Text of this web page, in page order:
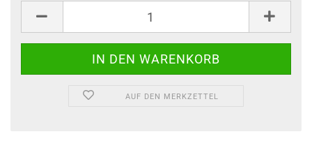
AUF DEN MERKZETTEL